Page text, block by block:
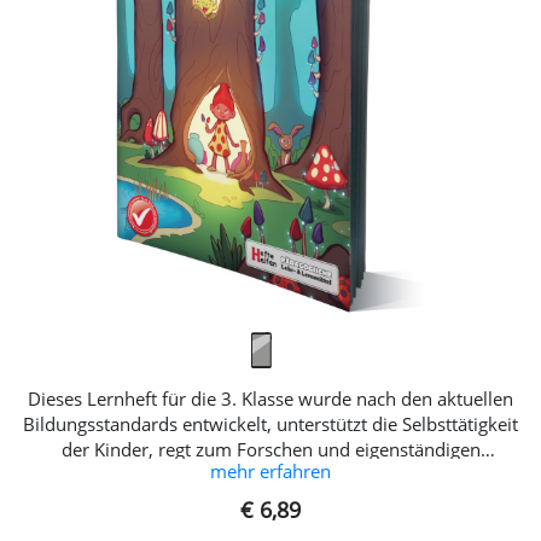
Zehnern und Rechengeschichten: Mathematische
Zusammenhänge anhand von Umkehraufgaben erkennen,
Informationen aus einer Tabelle ablesen und mathematisch
verwerten, mit verschiedenen Einheiten rechnen, Finden
und Lösen von Sachproblemen, Aussagen überprüfen und
validieren, Knobelaufgaben. inkl. GRATIS Bastelvorlage!
Dieses Lernheft für die 3. Klasse wurde nach den aktuellen
Bildungsstandards entwickelt, unterstützt die Selbsttätigkeit
der Kinder, regt zum Forschen und eigenständigen
mathematischen Denken an. Das 123 Heft 4 beinhaltet viele
unterschiedliche Übungen im Zahlenraum 1 000, die die
Kinder didaktisch begleiten und helfen, den Zahlenraum zu
mehr erfahren
€ 6,89